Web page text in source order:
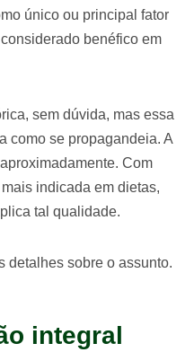
único ou principal fator
benéfico em
sem dúvida, mas essa
como se propagandeia. A
Com
indicada em dietas,
tal qualidade.
detalhes sobre o assunto.
integral